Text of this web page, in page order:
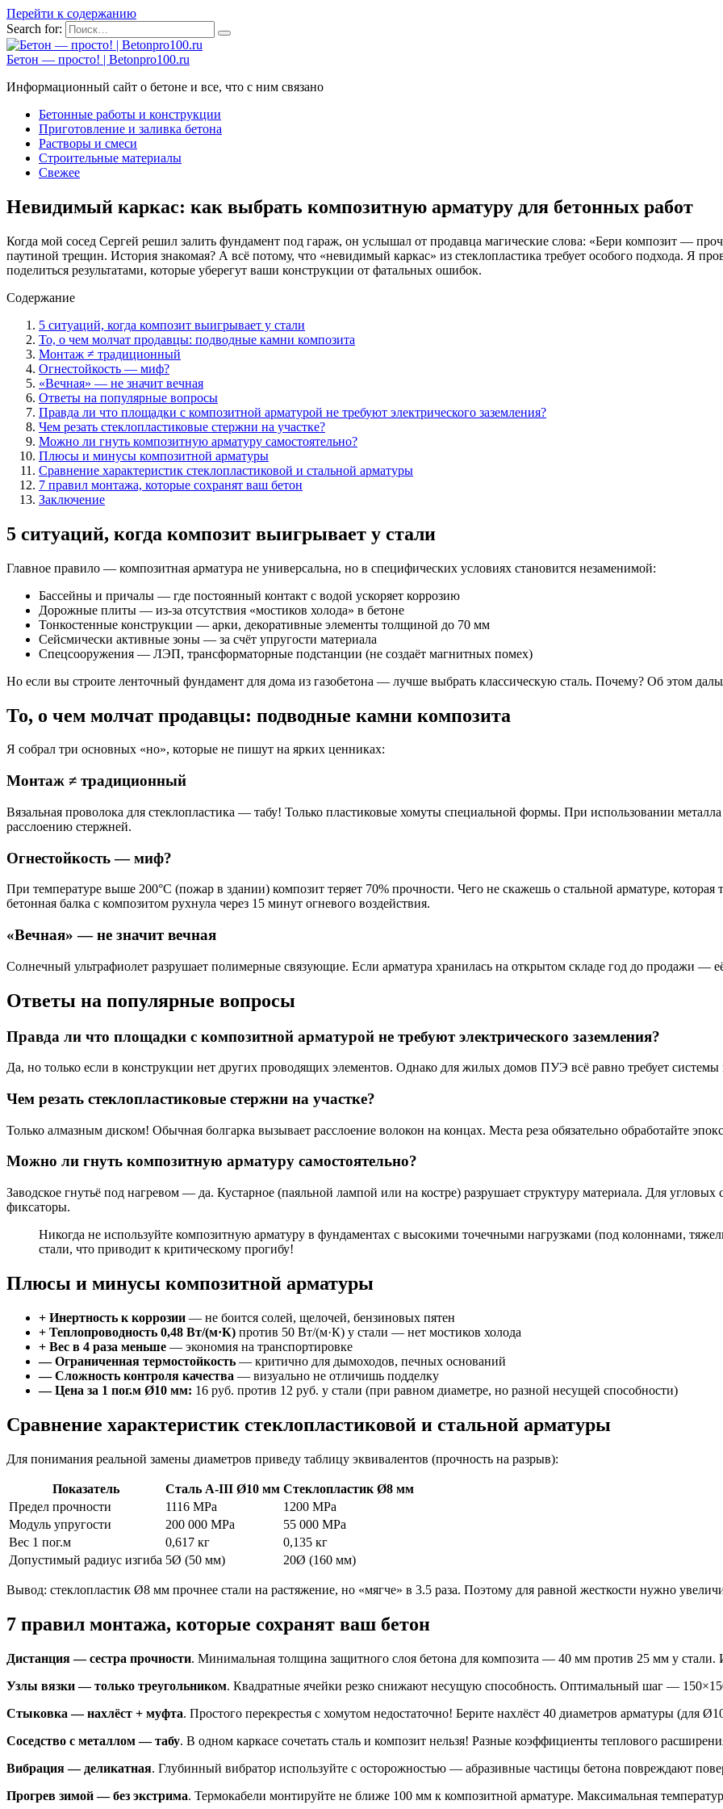
Перейти к содержанию
Search for:
Бетон — просто! | Betonpro100.ru
Информационный сайт о бетоне и все, что с ним связано
Бетонные работы и конструкции
Приготовление и заливка бетона
Растворы и смеси
Строительные материалы
Свежее
Невидимый каркас: как выбрать композитную арматуру для бетонных работ
Когда мой сосед Сергей решил залить фундамент под гараж, он услышал от продавца магические слова: «Бери композит —
паутиной трещин. История знакомая? А всё потому, что «невидимый каркас» из стеклопластика требует особого подхода. Я
поделиться результатами, которые уберегут ваши конструкции от фатальных ошибок.
Содержание
5 ситуаций, когда композит выигрывает у стали
То, о чем молчат продавцы: подводные камни композита
Монтаж ≠ традиционный
Огнестойкость — миф?
«Вечная» — не значит вечная
Ответы на популярные вопросы
Правда ли что площадки с композитной арматурой не требуют электрического заземления?
Чем резать стеклопластиковые стержни на участке?
Можно ли гнуть композитную арматуру самостоятельно?
Плюсы и минусы композитной арматуры
Сравнение характеристик стеклопластиковой и стальной арматуры
7 правил монтажа, которые сохранят ваш бетон
Заключение
5 ситуаций, когда композит выигрывает у стали
Главное правило — композитная арматура не универсальна, но в специфических условиях становится незаменимой:
Бассейны и причалы — где постоянный контакт с водой ускоряет коррозию
Дорожные плиты — из-за отсутствия «мостиков холода» в бетоне
Тонкостенные конструкции — арки, декоративные элементы толщиной до 70 мм
Сейсмически активные зоны — за счёт упругости материала
Спецсооружения — ЛЭП, трансформаторные подстанции (не создаёт магнитных помех)
Но если вы строите ленточный фундамент для дома из газобетона — лучше выбрать классическую сталь. Почему? Об этом
То, о чем молчат продавцы: подводные камни композита
Я собрал три основных «но», которые не пишут на ярких ценниках:
Монтаж ≠ традиционный
Вязальная проволока для стеклопластика — табу! Только пластиковые хомуты специальной формы. При использовании
расслоению стержней.
Огнестойкость — миф?
При температуре выше 200°С (пожар в здании) композит теряет 70% прочности. Чего не скажешь о стальной арматуре, которая
бетонная балка с композитом рухнула через 15 минут огневого воздействия.
«Вечная» — не значит вечная
Солнечный ультрафиолет разрушает полимерные связующие. Если арматура хранилась на открытом складе год до продажи —
Ответы на популярные вопросы
Правда ли что площадки с композитной арматурой не требуют электрического заземления?
Да, но только если в конструкции нет других проводящих элементов. Однако для жилых домов ПУЭ всё равно требует
Чем резать стеклопластиковые стержни на участке?
Только алмазным диском! Обычная болгарка вызывает расслоение волокон на концах. Места реза обязательно обработайте
Можно ли гнуть композитную арматуру самостоятельно?
Заводское гнутьё под нагревом — да. Кустарное (паяльной лампой или на костре) разрушает структуру материала. Для
фиксаторы.
Никогда не используйте композитную арматуру в фундаментах с высокими точечными нагрузками (под колоннами,
стали, что приводит к критическому прогибу!
Плюсы и минусы композитной арматуры
+ Инертность к коррозии — не боится солей, щелочей, бензиновых пятен
+ Теплопроводность 0,48 Вт/(м·К) против 50 Вт/(м·К) у стали — нет мостиков холода
+ Вес в 4 раза меньше — экономия на транспортировке
— Ограниченная термостойкость — критично для дымоходов, печных оснований
— Сложность контроля качества — визуально не отличишь подделку
— Цена за 1 пог.м Ø10 мм: 16 руб. против 12 руб. у стали (при равном диаметре, но разной несущей способности)
Сравнение характеристик стеклопластиковой и стальной арматуры
Для понимания реальной замены диаметров приведу таблицу эквивалентов (прочность на разрыв):
Показатель Сталь A-III Ø10 мм Стеклопластик Ø8 мм
Предел прочности
1116 MPa
1200 MPa
Модуль упругости
200 000 MPa
55 000 MPa
Вес 1 пог.м
0,617 кг
0,135 кг
Допустимый радиус изгиба 5Ø (50 мм) 20Ø (160 мм)
Вывод: стеклопластик Ø8 мм прочнее стали на растяжение, но «мягче» в 3.5 раза. Поэтому для равной жесткости нужно
7 правил монтажа, которые сохранят ваш бетон
Дистанция — сестра прочности. Минимальная толщина защитного слоя бетона для композита — 40 мм против 25 мм у стали.
Узлы вязки — только треугольником. Квадратные ячейки резко снижают несущую способность. Оптимальный шаг —
Стыковка — нахлёст + муфта. Простого перекрестья с хомутом недостаточно! Берите нахлёст 40 диаметров арматуры (для
Соседство с металлом — табу. В одном каркасе сочетать сталь и композит нельзя! Разные коэффициенты теплового
Вибрация — деликатная. Глубинный вибратор используйте с осторожностью — абразивные частицы бетона повреждают
Прогрев зимой — без экстрима. Термокабели монтируйте не ближе 100 мм к композитной арматуре. Максимальная